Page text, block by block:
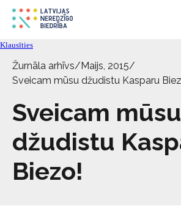
Tehniskie palīglīdzekļi
Aktualitātes
Pakalpojumi
Par biedrību
Kontakti
Klausīties
Žurnāla arhīvs/Maijs, 2015/
Sveicam mūsu džudistu Kasparu
Sveicam mūsu
džudistu
Biezo!